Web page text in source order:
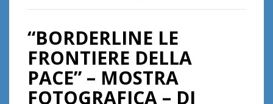
“BORDERLINE LE
FRONTIERE DELLA
PACE” – MOSTRA
FOTOGRAFICA – DI